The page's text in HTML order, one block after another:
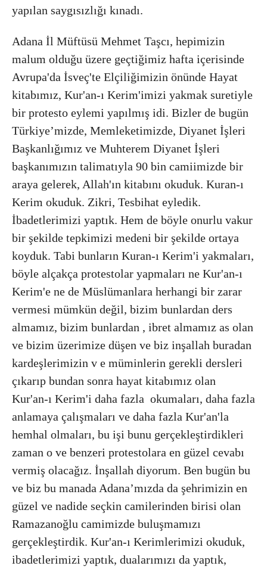
yapılan saygısızlığı kınadı.
Adana İl Müftüsü Mehmet Taşcı, hepimizin
malum olduğu üzere geçtiğimiz hafta içerisinde
Avrupa'da İsveç'te Elçiliğimizin önünde Hayat
kitabımız, Kur'an-ı Kerim'imizi yakmak suretiyle
bir protesto eylemi yapılmış idi. Bizler de bugün
Türkiye’mizde, Memleketimizde, Diyanet İşleri
Başkanlığımız ve Muhterem Diyanet İşleri
başkanımızın talimatıyla 90 bin camiimizde bir
araya gelerek, Allah'ın kitabını okuduk. Kuran-ı
Kerim okuduk. Zikri, Tesbihat eyledik.
İbadetlerimizi yaptık. Hem de böyle onurlu vakur
bir şekilde tepkimizi medeni bir şekilde ortaya
koyduk. Tabi bunların Kuran-ı Kerim'i yakmaları,
böyle alçakça protestolar yapmaları ne Kur'an-ı
Kerim'e ne de Müslümanlara herhangi bir zarar
vermesi mümkün değil, bizim bunlardan ders
almamız, bizim bunlardan , ibret almamız as olan
ve bizim üzerimize düşen ve biz inşallah buradan
kardeşlerimizin v e müminlerin gerekli dersleri
çıkarıp bundan sonra hayat kitabımız olan
Kur'an-ı Kerim'i daha fazla okumaları, daha fazla
anlamaya çalışmaları ve daha fazla Kur'an'la
hemhal olmaları, bu işi bunu gerçekleştirdikleri
zaman o ve benzeri protestolara en güzel cevabı
vermiş olacağız. İnşallah diyorum. Ben bugün bu
ve biz bu manada Adana’mızda da şehrimizin en
güzel ve nadide seçkin camilerinden birisi olan
Ramazanoğlu camimizde buluşmamızı
gerçekleştirdik. Kur'an-ı Kerimlerimizi okuduk,
ibadetlerimizi yaptık, dualarımızı da yaptık,